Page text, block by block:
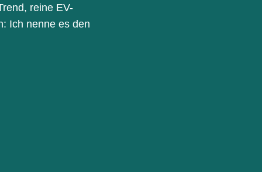
reine EV-
Ich nenne es den